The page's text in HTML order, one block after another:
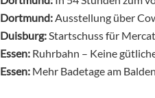
Dortmund: Ausstellung über
Duisburg: Startschuss für
Essen: Ruhrbahn – Keine
Essen: Mehr Badetage am